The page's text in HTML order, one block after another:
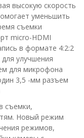
высокую скорость
уменьшить
съемки
micro-HDMI
в формате 4:2:2
улучшения
для микрофона
3,5 -мм разъем
съемки,
Новый режим
режимов,